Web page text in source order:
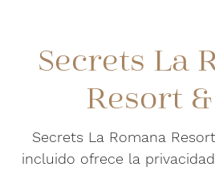
Secrets La
Resort
Secrets La Romana
incluido ofrece la